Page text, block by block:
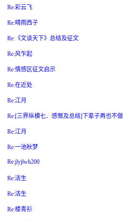
Re:彩云飞
Re:晴雨西子
Re:《文谈天下》总结及征文
Re:风乍起
Re:情感区征文启示
Re:在近处
Re:江月
Re:[三界纵横七．感慨及总结]下辈子再也不
Re:江月
Re:一池秋梦
Re:jlyjlwh200
Re:洁生
Re:洁生
Re:楼青衫